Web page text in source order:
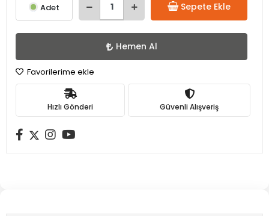
Adet Sepete Ekle
Hemen Al
Favorilerime ekle
Hızlı Gönderi Güvenli Alışveriş